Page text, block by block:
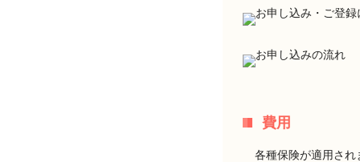
費用
各種保険が適用され